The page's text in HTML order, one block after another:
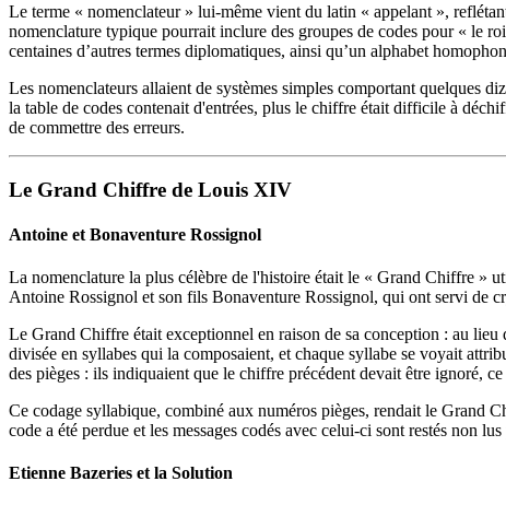
Le terme « nomenclateur » lui-même vient du latin « appelant »,
nomenclature typique pourrait inclure des groupes de codes pour « le
centaines d’autres termes diplomatiques, ainsi qu’un alphabet
Les nomenclateurs allaient de systèmes simples comportant quelques
la table de codes contenait d'entrées, plus le chiffre était difficile à
de commettre des erreurs.
Le Grand Chiffre de Louis XIV
Antoine et Bonaventure Rossignol
La nomenclature la plus célèbre de l'histoire était le « Grand Chiffre »
Antoine Rossignol et son fils Bonaventure Rossignol, qui ont servi de
Le Grand Chiffre était exceptionnel en raison de sa conception : au
divisée en syllabes qui la composaient, et chaque syllabe se voyait
des pièges : ils indiquaient que le chiffre précédent devait être ignoré,
Ce codage syllabique, combiné aux numéros pièges, rendait le Grand
code a été perdue et les messages codés avec celui-ci sont restés non
Etienne Bazeries et la Solution